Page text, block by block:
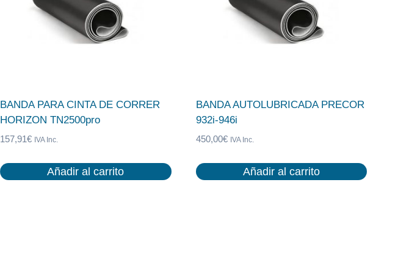
BANDA PARA CINTA DE CORRER
HORIZON TN2500pro
157,91€ IVA Inc.
Añadir al carrito
BANDA AUTOLUBRICADA PRECOR
932i-946i
450,00€ IVA Inc.
Añadir al carrito